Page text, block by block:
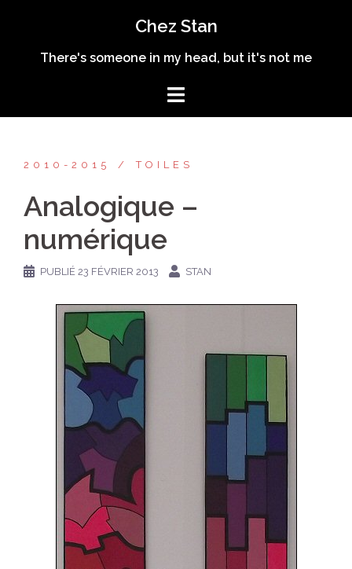
contenu
Chez Stan
There's someone in my head, but it's not me
2010-2015 TOILES
Analogique –
numérique
PUBLIÉ 23 FÉVRIER 2013 STAN